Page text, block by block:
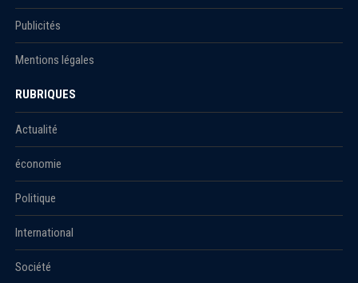
Publicités
Mentions légales
RUBRIQUES
Actualité
économie
Politique
International
Société